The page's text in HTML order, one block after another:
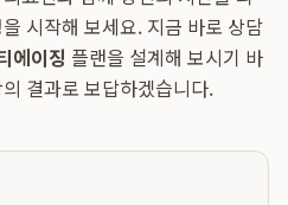
시작해 보세요. 지금 바로 상담
에이징 플랜을 설계해 보시기 바
결과로 보답하겠습니다.